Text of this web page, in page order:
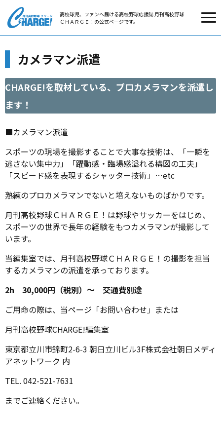
高校球児、ファンへ届ける高校野球応援誌 月刊高校野球
ＣＨＡＲＧＥ！の公式ページです。
カメラマン派遣
CHARGE!を取材している、プロカメラマンを派遣し
ます！
■カメラマン派遣
スポーツの現場を撮影することで大事な技術は、「一瞬を
逃さない集中力」「躍動感・臨場感溢れる構図の工夫」
「スピード感を表現するシャッター技術」…etc
熟練のプロカメラマンでないと培えないものばかりです。
月刊高校野球ＣＨＡＲＧＥ！は野球やサッカーをはじめ、
スポーツの世界で長年の経験をもつカメラマンが撮影して
います。
当編集室では、月刊高校野球ＣＨＡＲＧＥ！の撮影を担当
するカメラマンの派遣を承っております。
2h 30,000円（税別）～ 交通費別途
ご用命の際は、当ページ「お問い合わせ」または
月刊高校野球CHARGE!編集室
東京都立川市錦町2-6-3 朝日立川ビル3F株式会社朝日メディ
アネットワーク 内
TEL. 042-521-7631
までご連絡ください。